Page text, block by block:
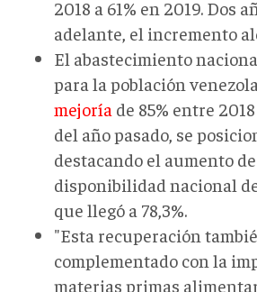
2018 a 61% en 2019. Dos
adelante, el incremento
El abastecimiento
para la población
mejoría de 85% entre
del año pasado, se
destacando el aumento
disponibilidad nacional
que llegó a 78,3%.
"Esta recuperación
complementado con la
materias primas